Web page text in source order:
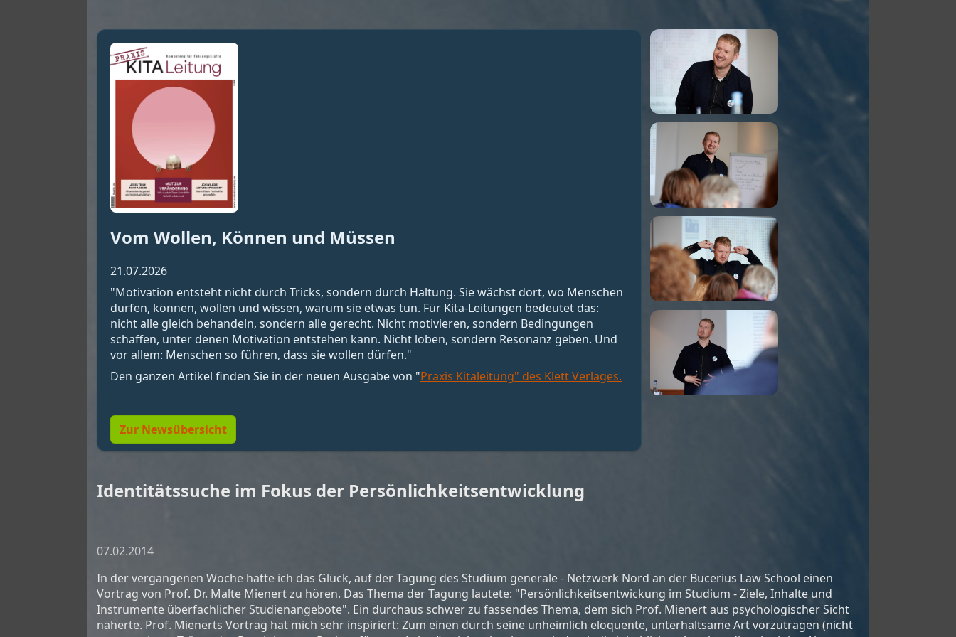
Vom Wollen, Können und Müssen
21.07.2026
"Motivation entsteht nicht durch Tricks, sondern durch Haltung. Sie wächst dort, wo Menschen
dürfen, können, wollen und wissen, warum sie etwas tun. Für Kita-Leitungen bedeutet das:
nicht alle gleich behandeln, sondern alle gerecht. Nicht motivieren, sondern Bedingungen
schaffen, unter denen Motivation entstehen kann. Nicht loben, sondern Resonanz geben. Und
vor allem: Menschen so führen, dass sie wollen dürfen."
Den ganzen Artikel finden Sie in der neuen Ausgabe von "Praxis Kitaleitung" des Klett Verlages.
Zur Newsübersicht
Identitätssuche im Fokus der Persönlichkeitsentwicklung
07.02.2014
In der vergangenen Woche hatte ich das Glück, auf der Tagung des Studium generale - Netzwerk Nord an der Bucerius Law School einen
Vortrag von Prof. Dr. Malte Mienert zu hören. Das Thema der Tagung lautete: "Persönlichkeitsentwickung im Studium - Ziele, Inhalte und
Instrumente überfachlicher Studienangebote". Ein durchaus schwer zu fassendes Thema, dem sich Prof. Mienert aus psychologischer Sicht
näherte. Prof. Mienerts Vortrag hat mich sehr inspiriert: Zum einen durch seine unheimlich eloquente, unterhaltsame Art vorzutragen (nicht